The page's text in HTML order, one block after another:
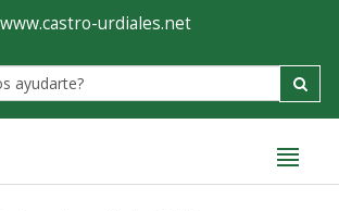
www.castro-urdiales.net
Label